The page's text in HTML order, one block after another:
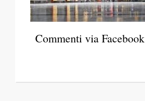
Commenti via Facebook